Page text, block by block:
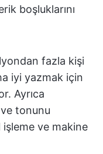
boşluklarını
fazla kişi
iyi yazmak için
Ayrıca
ve tonunu
ve makine